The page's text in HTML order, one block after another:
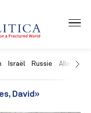
Israël Russie Allemagne
David»